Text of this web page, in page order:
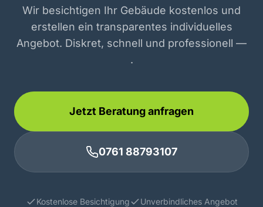
Wir besichtigen Ihr Gebäude kostenlos und
erstellen ein transparentes individuelles
Angebot. Diskret, schnell und professionell —
.
Jetzt Beratung anfragen
0761 88793107
Kostenlose Besichtigung
Unverbindliches Angebot